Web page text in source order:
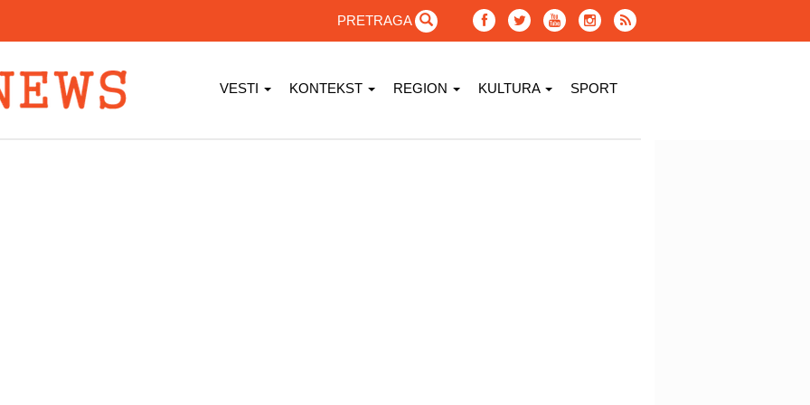
PRETRAGA
VESTI KONTEKST REGION KULTURA SPORT